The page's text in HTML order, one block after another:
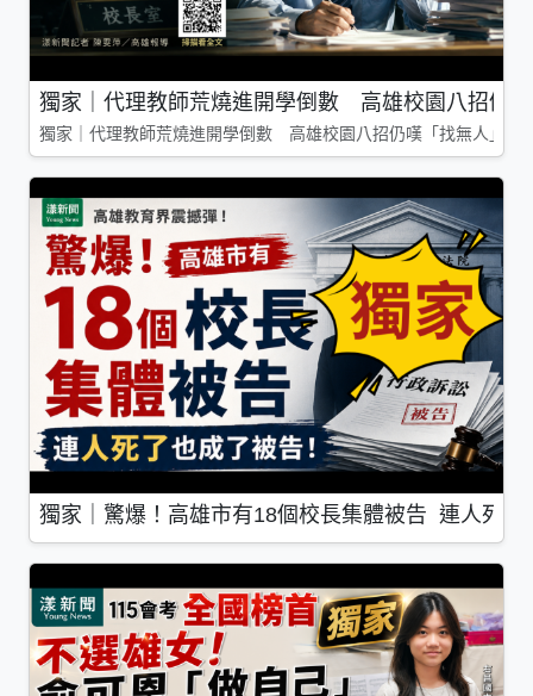
獨家｜代理教師荒燒進開學倒數 高雄校園八招仍
獨家｜代理教師荒燒進開學倒數 高雄校園八招仍嘆「找無人」
獨家｜驚爆！高雄市有18個校長集體被告 連人死了